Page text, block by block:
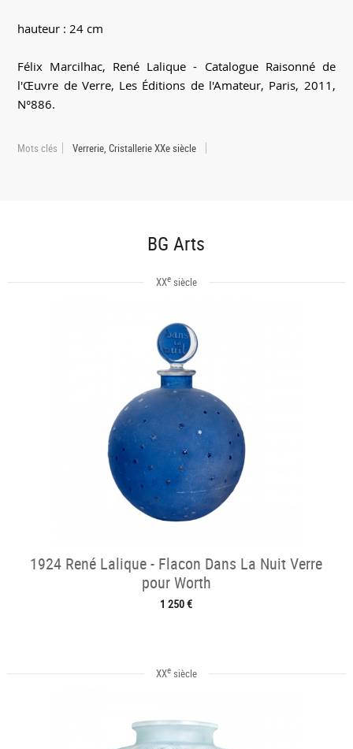
hauteur : 24 cm
Félix Marcilhac, René Lalique - Catalogue Raisonné de
l'Œuvre de Verre, Les Éditions de l'Amateur, Paris, 2011,
N°886.
Mots clés Verrerie, Cristallerie XXe siècle
BG Arts
XXesiècle
1924 René Lalique - Flacon Dans La Nuit Verre
pour Worth
1 250 €
XXesiècle